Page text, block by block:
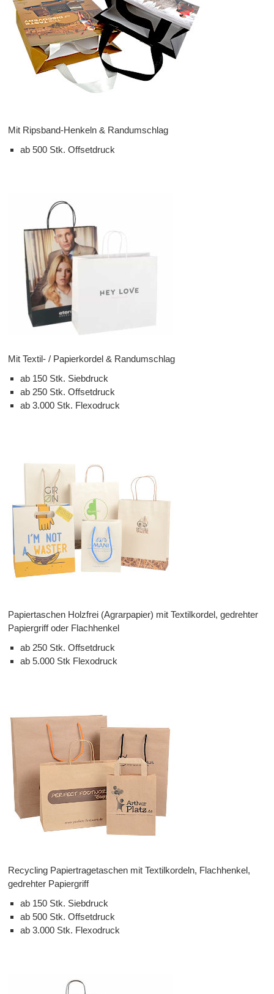
Mit Ripsband-Henkeln & Randumschlag
ab 500 Stk. Offsetdruck
Mit Textil- / Papierkordel & Randumschlag
ab 150 Stk. Siebdruck
ab 250 Stk. Offsetdruck
ab 3.000 Stk. Flexodruck
Papiertaschen Holzfrei (Agrarpapier) mit Textilkordel, gedrehter
Papiergriff oder Flachhenkel
ab 250 Stk. Offsetdruck
ab 5.000 Stk Flexodruck
Recycling Papiertragetaschen mit Textilkordeln, Flachhenkel,
gedrehter Papiergriff
ab 150 Stk. Siebdruck
ab 500 Stk. Offsetdruck
ab 3.000 Stk. Flexodruck